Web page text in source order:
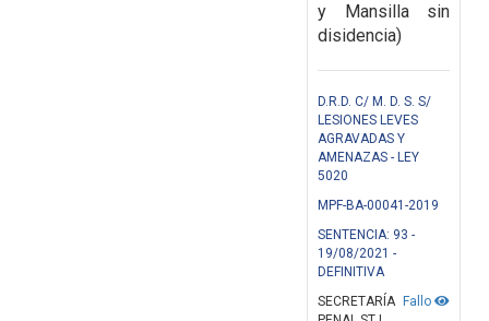
y Mansilla sin
disidencia)
D.R.D. C/ M. D. S. S/
LESIONES LEVES
AGRAVADAS Y
AMENAZAS - LEY
5020
MPF-BA-00041-2019
SENTENCIA: 93 -
19/08/2021 -
DEFINITIVA
Fallo
SECRETARÍA